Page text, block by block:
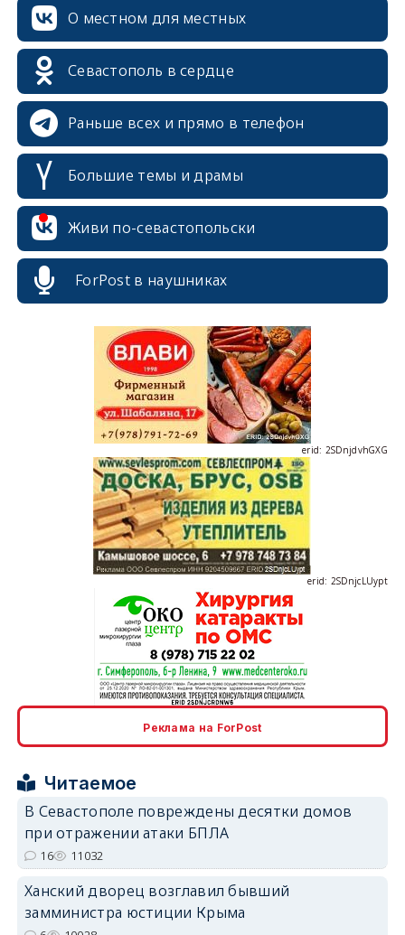
О местном для местных
Севастополь в сердце
Раньше всех и прямо в телефон
Большие темы и драмы
Живи по-севастопольски
ForPost в наушниках
erid: 2SDnjcrDNw6
erid: 2SDnjdvhGXG
erid: 2SDnjcrDNw6
Реклама на ForPost
Читаемое
В Севастополе повреждены десятки домов
при отражении атаки БПЛА
16 11032
Ханский дворец возглавил бывший
замминистра юстиции Крыма